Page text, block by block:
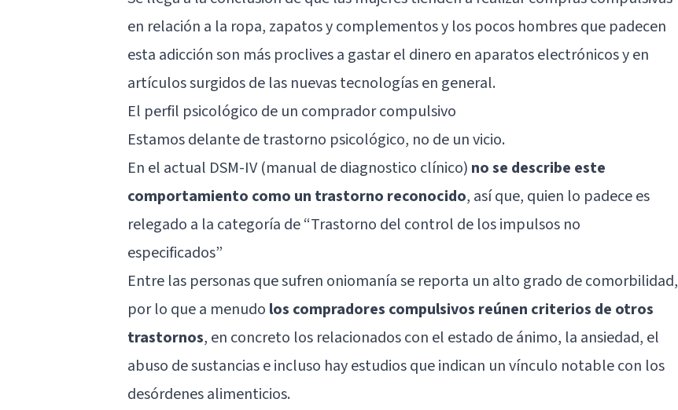
en relación a la ropa, zapatos y complementos y los pocos hombres que padecen
esta adicción son más proclives a gastar el dinero en aparatos electrónicos y en
artículos surgidos de las nuevas tecnologías en general.
El perfil psicológico de un comprador compulsivo
Estamos delante detrastorno psicológico, no de un vicio.
En el actual DSM-IV (manual de diagnostico clínico) no se describe este
comportamiento como un trastorno reconocido, así que, quien lo padece es
relegado a la categoría de “Trastorno del control de los impulsos no
especificados”
Entre las personas que sufren oniomanía se reporta un alto grado de comorbilidad,
por lo que a menudo los compradores compulsivos reúnen criterios de otros
trastornos, en concreto los relacionados con el estado de ánimo, la ansiedad, el
abuso de sustancias e incluso hay estudios que indican un vínculo notable con los
desórdenes alimenticios.